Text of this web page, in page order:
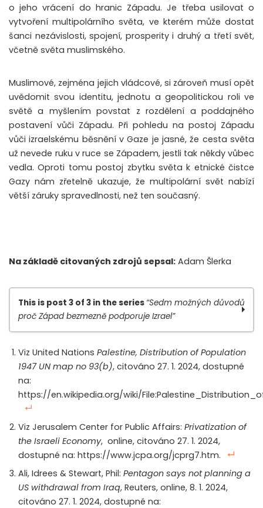
o jeho vrácení do hranic Západu. Je třeba usilovat o
vytvoření multipolárního světa, ve kterém může dostat
šanci nezávislosti, spojení, prosperity i druhý a třetí svět,
včetně světa muslimského.
Muslimové, zejména jejich vládcové, si zároveň musí opět
uvědomit svou identitu, jednotu a geopolitickou roli ve
světě a myšlením povstat z rozdělení a poddajného
postavení vůči Západu. Při pohledu na postoj Západu
vůči izraelskému běsnění v Gaze je jasné, že cesta světa
už nevede ruku v ruce se Západem, jestli tak někdy vůbec
vedla. Oproti tomu postoj zbytku světa k etnické čistce
Gazy nám zřetelně ukazuje, že multipolární svět nabízí
větší záruky spravedlnosti, než ten současný.
Na základě citovaných zdrojů sepsal: Adam Šlerka
This is post 3 of 3 in the series“Sedm možných důvodů
proč Západ bezmezně podporuje Izrael”
Proč Západ bezmezně podporuje Izrael? díl 1.
Proč Západ bezmezně podporuje Izrael? díl 2.
Proč Západ bezmezně podporuje Izrael? díl 3.
Viz United Nations Palestine, Distribution of Population
1947 UN map no 93(b), citováno 27. 1. 2024, dostupné
na:
https://en.wikipedia.org/wiki/
Viz Jerusalem Center for Public Affairs: Privatization of
the Israeli Economy, online, citováno 27. 1. 2024,
dostupné na: https://www.jcpa.org/jcprg7.htm.
Ali, Idrees & Stewart, Phil: Pentagon says not planning a
US withdrawal from Iraq, Reuters, online, 8. 1. 2024,
citováno 27. 1. 2024, dostupné na: